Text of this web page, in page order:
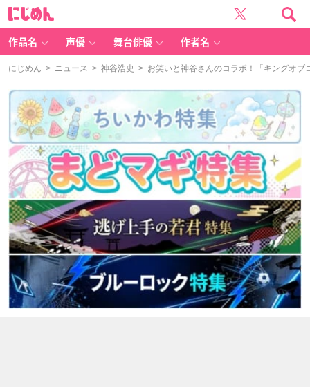
作品名 声優 舞台俳優 作者名
にじめん > ニュース > 神谷浩史 > お笑いと神谷さんのコラボ！「キングオブ